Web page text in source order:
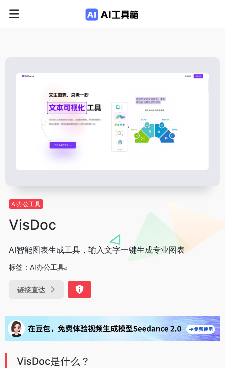
AI办公工具
VisDoc
AI智能图表生成工具，输入文字一键生成专业图表
标签： AI办公工具
链接直达
VisDoc是什么？